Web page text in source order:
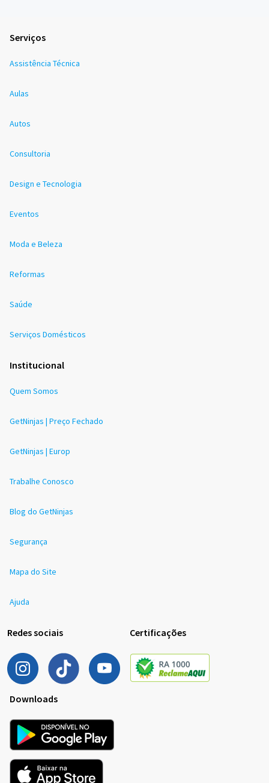
Serviços
Assistência Técnica
Aulas
Autos
Consultoria
Design e Tecnologia
Eventos
Moda e Beleza
Reformas
Saúde
Serviços Domésticos
Institucional
Quem Somos
GetNinjas | Preço Fechado
GetNinjas | Europ
Trabalhe Conosco
Blog do GetNinjas
Segurança
Mapa do Site
Ajuda
Redes sociais Certificações
Downloads